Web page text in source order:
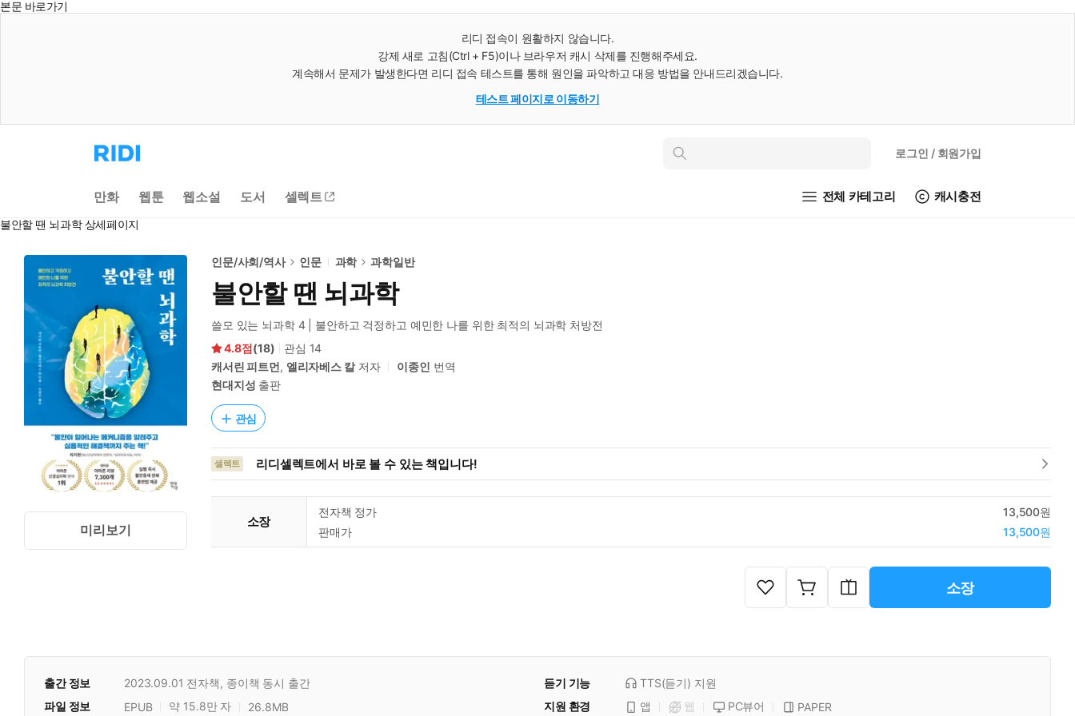
본문 바로가기
리디 접속이 원활하지 않습니다.
강제 새로 고침(Ctrl + F5)이나 브라우저 캐시 삭제를 진행해주세요.
계속해서 문제가 발생한다면 리디 접속 테스트를 통해 원인을 파악하고 대응 방법을 안내드리겠습니다.
테스트 페이지로 이동하기
리
디
으
로
동
인
로그인 / 회원가입
만화 웹툰 웹소설 도서 셀렉트 전체 카테고리 캐시충전
불안할 땐 뇌과학 상세페이지
미리보기
인문/사회/역사 인문 과학 과학일반
불안할 땐 뇌과학
쓸모 있는 뇌과학 4 | 불안하고 걱정하고 예민한 나를 위한 최적의 뇌과학 처방전
4.8
(18) 관심 14
캐서린 피트먼, 엘리자베스 칼저자 이종인 번역
현대지성 출판
관심
셀렉트 리디셀렉트에서 바로 볼 수 있는 책입니다!
소장
전자책 정가
13,500원
판매가
13,500원
소장
출간 정보 2023.09.01 전자책, 종이책 동시 출간 듣기 기능 TTS(듣기) 지원
파일 정보
EPUB 약 15.8만 자 26.8MB 지원 환경 앱 웹 PC뷰어 PAPER